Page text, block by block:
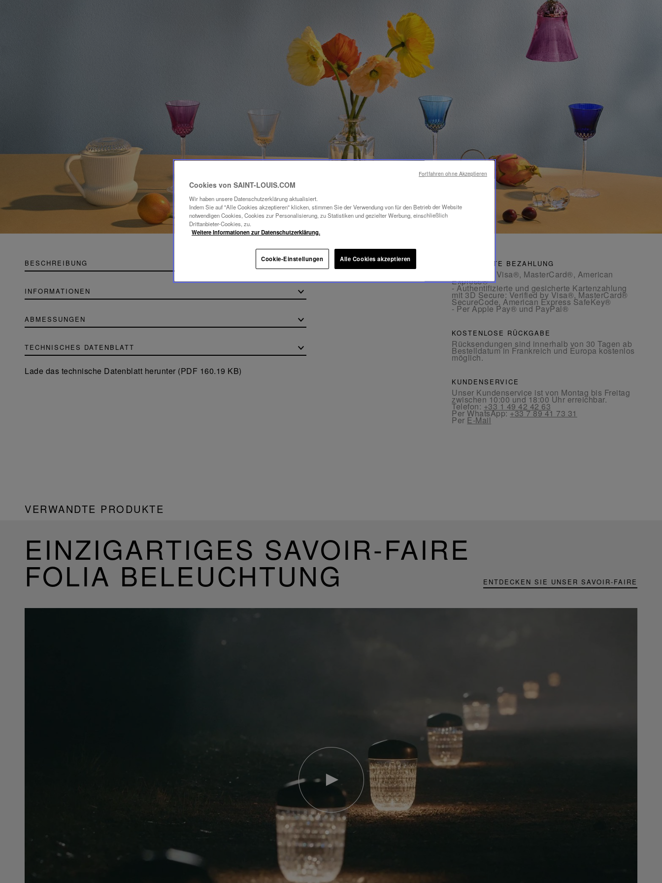
BESCHREIBUNG
INFORMATIONEN
ABMESSUNGEN
TECHNISCHES DATENBLATT
Lade das technische Datenblatt herunter (PDF 160.19 KB)
GESICHERTE BEZAHLUNG
- Per Karte: Visa®, MasterCard®, American
Express®
- Authentifizierte und gesicherte Kartenzahlung
mit 3D Secure: Verified by Visa®, MasterCard®
SecureCode, American Express SafeKey®
- Per Apple Pay® und PayPal®
KOSTENLOSE RÜCKGABE
Rücksendungen sind innerhalb von 30 Tagen ab
Bestelldatum in Frankreich und Europa kostenlos
möglich.
KUNDENSERVICE
Unser Kundenservice ist von Montag bis Freitag
zwischen 10:00 und 18:00 Uhr erreichbar.
Telefon:+33 1 49 42 42 63
Per WhatsApp:+33 7 89 41 73 31
Per E-Mail
VERWANDTE PRODUKTE
EINZIGARTIGES SAVOIR-FAIRE
FOLIA BELEUCHTUNG ENTDECKEN SIE UNSER SAVOIR-FAIRE
abspielen
YouTube-
Video,
Folia
Mini-
Portable-
Lampe
Cookies von SAINT-LOUIS.COM
Wir haben unsere Datenschutzerklärung aktualisiert.
Indem Sie auf "Alle Cookies akzeptieren" klicken, stimmen Sie der Verwendung von für den Betrieb der Website
notwendigen Cookies, Cookies zur Personalisierung, zu Statistiken und gezielter Werbung, einschließlich
Drittanbieter-Cookies, zu.
Weitere Informationen zur Datenschutzerklärung.
Cookie-Einstellungen Alle Cookies akzeptieren
Fortfahren ohne Akzeptieren